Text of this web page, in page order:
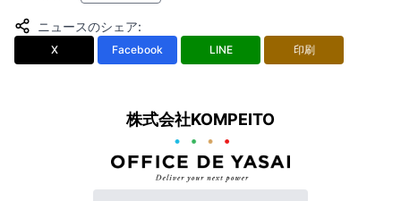
ニュースのシェア:
X Facebook LINE 印刷
株式会社KOMPEITO